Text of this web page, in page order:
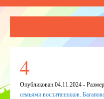
Новости
ДЕЖУРНЫЕ
4
Опубликован 04.11.2024 -
семьями воспитанников.